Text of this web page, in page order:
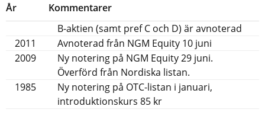
År
Kommentarer
B-aktien (samt pref C och D) är avnoterad
2011
Avnoterad från NGM Equity 10 juni
2009
Ny notering på NGM Equity 29 juni.
Överförd från Nordiska listan.
1985
Ny notering på OTC-listan i januari,
introduktionskurs 85 kr